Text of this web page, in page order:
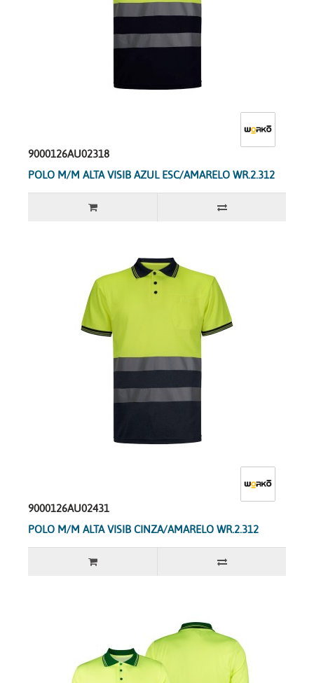
9000126AU02318
POLO M/M ALTA VISIB AZUL ESC/AMARELO WR.2.312
9000126AU02431
POLO M/M ALTA VISIB CINZA/AMARELO WR.2.312